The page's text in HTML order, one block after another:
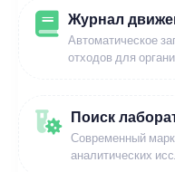
Журнал
Автоматическое
отходов для
Поиск
Современный
аналитических